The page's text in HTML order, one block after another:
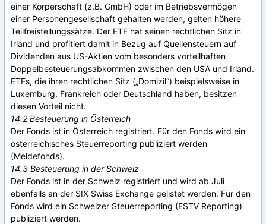
einer Körperschaft (z.B. GmbH) oder im Betriebsvermögen
einer Personengesellschaft gehalten werden, gelten höhere
Teilfreistellungssätze. Der ETF hat seinen rechtlichen Sitz in
Irland und profitiert damit in Bezug auf Quellensteuern auf
Dividenden aus US-Aktien vom besonders vorteilhaften
Doppelbesteuerungsabkommen zwischen den USA und Irland.
ETFs, die ihren rechtlichen Sitz („Domizil“) beispielsweise in
Luxemburg, Frankreich oder Deutschland haben, besitzen
diesen Vorteil nicht.
14.2 Besteuerung in Österreich
Der Fonds ist in Österreich registriert. Für den Fonds wird ein
österreichisches Steuerreporting publiziert werden
(Meldefonds).
14.3 Besteuerung in der Schweiz
Der Fonds ist in der Schweiz registriert und wird ab Juli
ebenfalls an der SIX Swiss Exchange gelistet werden. Für den
Fonds wird ein Schweizer Steuerreporting (ESTV Reporting)
publiziert werden.